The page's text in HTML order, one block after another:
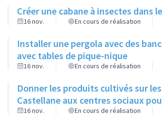
Créer une cabane à insectes dans
16 nov. En cours de réalisation
Installer une pergola avec des
avec tables de pique-nique
16 nov. En cours de réalisation
Donner les produits cultivés sur
Castellane aux centres sociaux
16 nov. En cours de réalisation